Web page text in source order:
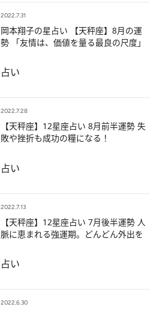
2022.7.31
岡本翔子の星占い 【天秤座】8月の運
勢 「友情は、価値を量る最良の尺度」
占い
2022.7.28
【天秤座】12星座占い 8月前半運勢 失
敗や挫折も成功の糧になる！
占い
2022.7.13
【天秤座】12星座占い 7月後半運勢 人
脈に恵まれる強運期。どんどん外出を
占い
2022.6.30